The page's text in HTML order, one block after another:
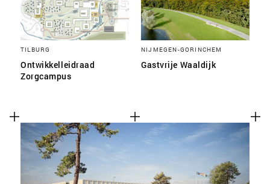
TILBURG
Ontwikkelleidraad
Zorgcampus
NIJMEGEN-GORINCHEM
Gastvrije Waaldijk